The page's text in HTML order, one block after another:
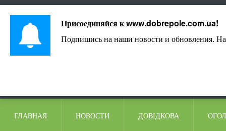
ГЛАВНАЯ НОВОСТИ ДОВІДКОВА
Присоединяйся кwww.dobrepole.com.ua!
Подпишись на наши новости и обновления.